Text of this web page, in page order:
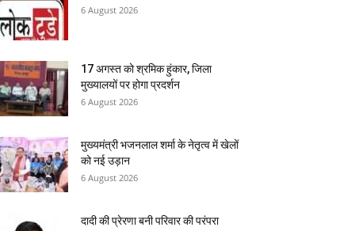
6 August 2026
17 अगस्त को श्रमिक हुंकार, जिला
मुख्यालयों पर होगा प्रदर्शन
6 August 2026
मुख्यमंत्री भजनलाल शर्मा के नेतृत्व में खेलों
को नई उड़ान
6 August 2026
दादी की प्रेरणा बनी परिवार की परंपरा